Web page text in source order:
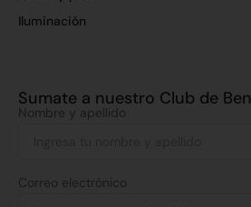
Iluminación
Sumate a nuestro Club de
Nombre y apellido
Correo electrónico